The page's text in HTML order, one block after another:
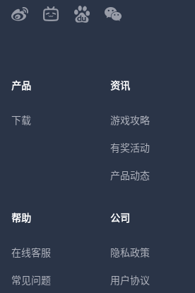
产品
下载
资讯
游戏攻略
有奖活动
产品动态
帮助
在线客服
常见问题
公司
隐私政策
用户协议